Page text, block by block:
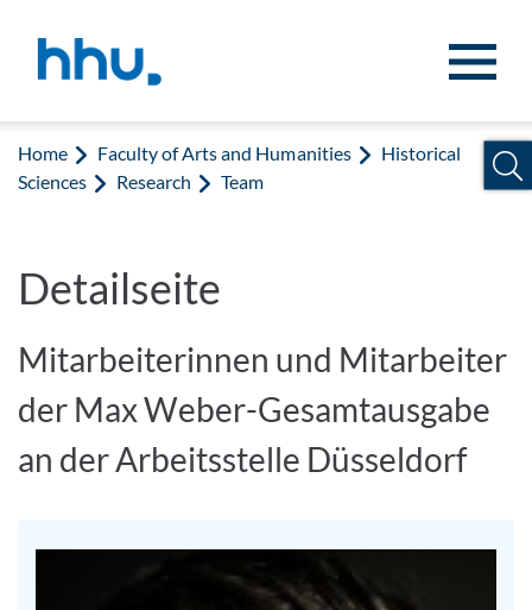
Home Faculty of Arts and Humanities
Historical
Sciences
Research Team
Detailseite
Mitarbeiterinnen und Mitarbeiter
der Max Weber-Gesamtausgabe
an der Arbeitsstelle Düsseldorf